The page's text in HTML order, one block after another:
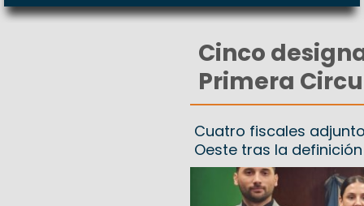
Cinco
Primera
Cuatro fiscales
Oeste tras la